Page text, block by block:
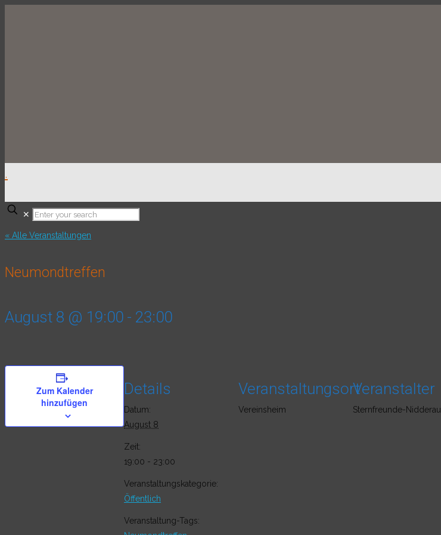
.
✕
« Alle Veranstaltungen
Neumondtreffen
August 8 @ 19:00 - 23:00
Zum Kalender
hinzufügen
Details
Datum:
August 8
Zeit:
19:00 - 23:00
Veranstaltungskategorie:
Öffentlich
Veranstaltung-Tags:
Veranstaltungsort
Vereinsheim
Veranstalter
Sternfreunde-Nidderau